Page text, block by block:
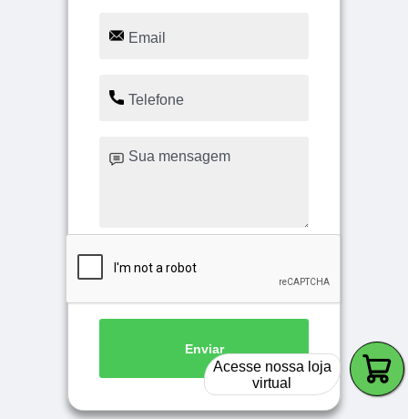
Enviar
Acesse nossa loja
virtual